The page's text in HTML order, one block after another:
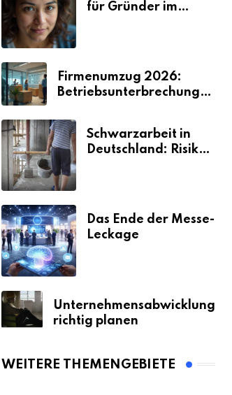
für Gründer im
Firmenumzug 2026:
Betriebsunterbrechungen
Schwarzarbeit in
Deutschland: Risiken
Das Ende der Messe-
Leckage
Unternehmensabwicklung
richtig planen
WEITERE THEMENGEBIETE